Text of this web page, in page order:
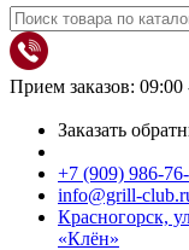
Прием заказов: 09:00
Заказать
+7 (909) 986-
info@grill-
Красногорск,
«Клён»